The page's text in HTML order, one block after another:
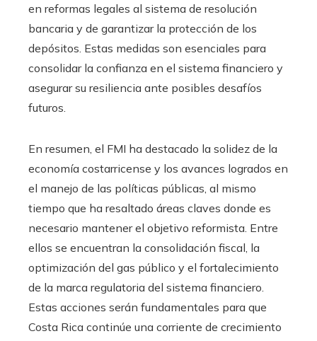
en reformas legales al sistema de resolución
bancaria y de garantizar la protección de los
depósitos. Estas medidas son esenciales para
consolidar la confianza en el sistema financiero y
asegurar su resiliencia ante posibles desafíos
futuros.
En resumen, el FMI ha destacado la solidez de la
economía costarricense y los avances logrados en
el manejo de las políticas públicas, al mismo
tiempo que ha resaltado áreas claves donde es
necesario mantener el objetivo reformista. Entre
ellos se encuentran la consolidación fiscal, la
optimización del gas público y el fortalecimiento
de la marca regulatoria del sistema financiero.
Estas acciones serán fundamentales para que
Costa Rica continúe una corriente de crecimiento